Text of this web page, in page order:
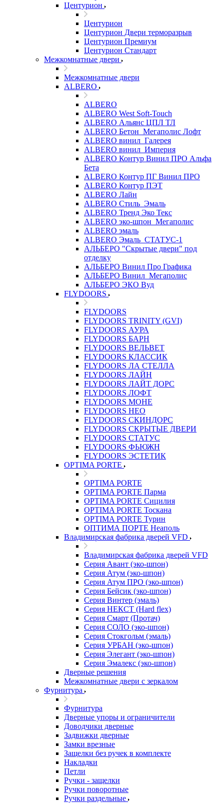
Центурион
Центурион
Центурион Двери терморазрыв
Центурион Премиум
Центурион Стандарт
Межкомнатные двери
Межкомнатные двери
ALBERO
ALBERO
ALBERO West Soft-Touch
ALBERO Альянс ЦПЛ ТЛ
ALBERO Бетон_Мегаполис Лофт
ALBERO винил_Галерея
ALBERO винил_Империя
ALBERO Контур Винил ПРО Альфа
Бета
ALBERO Контур ПГ Винил ПРО
ALBERO Контур ПЭТ
ALBERO Лайн
ALBERO Стиль_Эмаль
ALBERO Тренд Эко Текс
ALBERO эко-шпон_Мегаполис
ALBERO эмаль
ALBERO Эмаль_СТАТУС-1
АЛЬБЕРО "Скрытые двери" под
отделку
АЛЬБЕРО Винил Про Графика
АЛЬБЕРО Винил_Мегаполис
АЛЬБЕРО ЭКО Вуд
FLYDOORS
FLYDOORS
FLYDOORS TRINITY (GVI)
FLYDOORS АУРА
FLYDOORS БАРН
FLYDOORS ВЕЛЬВЕТ
FLYDOORS КЛАССИК
FLYDOORS ЛА СТЕЛЛА
FLYDOORS ЛАЙН
FLYDOORS ЛАЙТ ДОРС
FLYDOORS ЛОФТ
FLYDOORS МОНЕ
FLYDOORS НЕО
FLYDOORS СКИНДОРС
FLYDOORS СКРЫТЫЕ ДВЕРИ
FLYDOORS СТАТУС
FLYDOORS ФЬЮЖН
FLYDOORS ЭСТЕТИК
OPTIMA PORTE
OPTIMA PORTE
OPTIMA PORTE Парма
OPTIMA PORTE Сицилия
OPTIMA PORTE Тоскана
OPTIMA PORTE Турин
ОПТИМА ПОРТЕ Неаполь
Владимирская фабрика дверей VFD
Владимирская фабрика дверей VFD
Серия Авант (эко-шпон)
Серия Атум (эко-шпон)
Серия Атум ПРО (эко-шпон)
Серия Бейсик (эко-шпон)
Серия Винтер (эмаль)
Серия НЕКСТ (Hard flex)
Серия Смарт (Протач)
Серия СОЛО (эко-шпон)
Серия Стокгольм (эмаль)
Серия УРБАН (эко-шпон)
Серия Элегант (эко-шпон)
Серия Эмалекс (эко-шпон)
Дверные решения
Межкомнатные двери c зеркалом
Фурнитура
Фурнитура
Дверные упоры и ограничители
Доводчики дверные
Задвижки дверные
Замки врезные
Защелки без ручек в комплекте
Накладки
Петли
Ручки - защелки
Ручки поворотные
Ручки раздельные